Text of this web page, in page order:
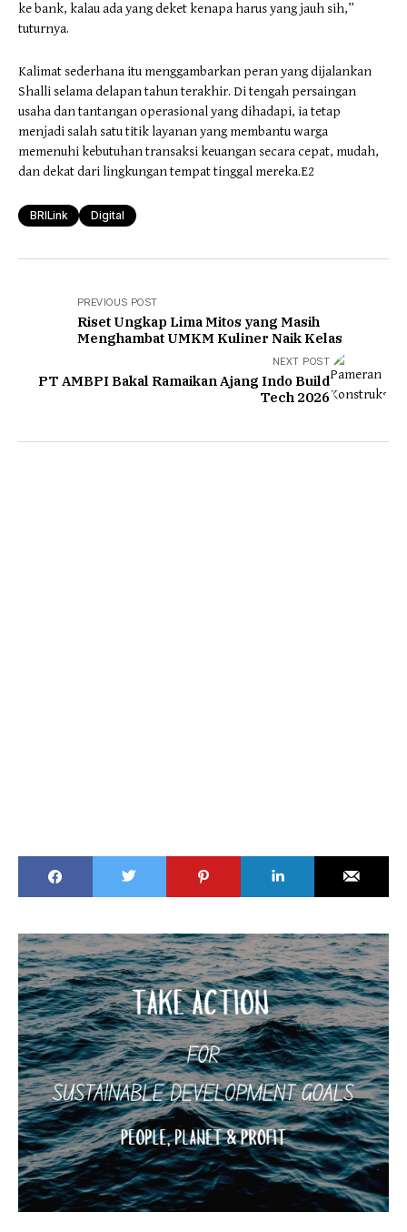
ke bank, kalau ada yang deket kenapa harus yang jauh sih,”
tuturnya.
Kalimat sederhana itu menggambarkan peran yang dijalankan
Shalli selama delapan tahun terakhir. Di tengah persaingan
usaha dan tantangan operasional yang dihadapi, ia tetap
menjadi salah satu titik layanan yang membantu warga
memenuhi kebutuhan transaksi keuangan secara cepat, mudah,
dan dekat dari lingkungan tempat tinggal mereka.E2
BRILink Digital
PREVIOUS POST
Riset Ungkap Lima Mitos yang Masih
Menghambat UMKM Kuliner Naik Kelas
NEXT POST
PT AMBPI Bakal Ramaikan Ajang Indo Build
Tech 2026